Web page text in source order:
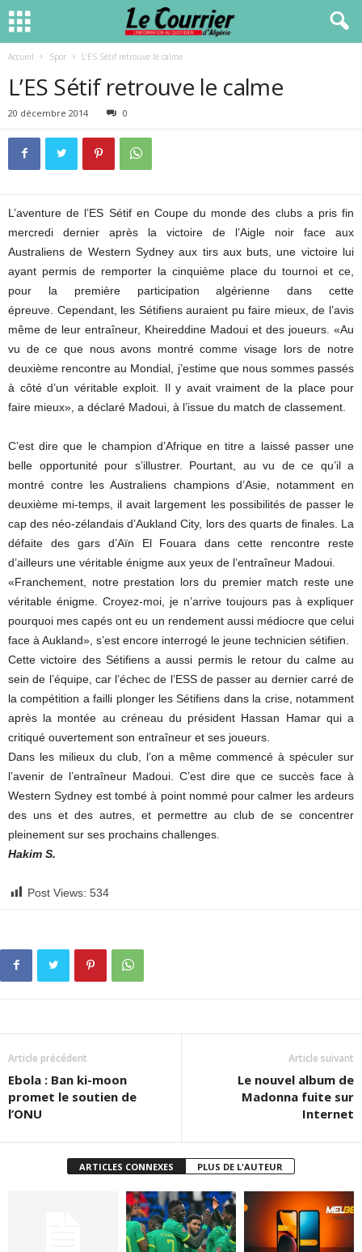
Accueil Spor L’ES Sétif retrouve le calme
L’ES Sétif retrouve le calme
20 décembre 2014 0
L’aventure de l’ES Sétif en Coupe du monde des clubs a pris fin
mercredi dernier après la victoire de l’Aigle noir face aux
Australiens de Western Sydney aux tirs aux buts, une victoire lui
ayant permis de remporter la cinquième place du tournoi et ce,
pour la première participation algérienne dans cette
épreuve. Cependant, les Sétifiens auraient pu faire mieux, de l’avis
même de leur entraîneur, Kheireddine Madoui et des joueurs. «Au
vu de ce que nous avons montré comme visage lors de notre
deuxième rencontre au Mondial, j’estime que nous sommes passés
à côté d’un véritable exploit. Il y avait vraiment de la place pour
faire mieux», a déclaré Madoui, à l’issue du match de classement.
C’est dire que le champion d’Afrique en titre a laissé passer une
belle opportunité pour s’illustrer. Pourtant, au vu de ce qu’il a
montré contre les Australiens champions d’Asie, notamment en
deuxième mi-temps, il avait largement les possibilités de passer le
cap des néo-zélandais d’Aukland City, lors des quarts de finales. La
défaite des gars d’Aïn El Fouara dans cette rencontre reste
d’ailleurs une véritable énigme aux yeux de l’entraîneur Madoui.
«Franchement, notre prestation lors du premier match reste une
véritable énigme. Croyez-moi, je n’arrive toujours pas à expliquer
pourquoi mes capés ont eu un rendement aussi médiocre que celui
face à Aukland», s’est encore interrogé le jeune technicien sétifien.
Cette victoire des Sétifiens a aussi permis le retour du calme au
sein de l’équipe, car l’échec de l’ESS de passer au dernier carré de
la compétition a failli plonger les Sétifiens dans la crise, notamment
après la montée au créneau du président Hassan Hamar qui a
critiqué ouvertement son entraîneur et ses joueurs.
Dans les milieux du club, l’on a même commencé à spéculer sur
l’avenir de l’entraîneur Madoui. C’est dire que ce succès face à
Western Sydney est tombé à point nommé pour calmer les ardeurs
des uns et des autres, et permettre au club de se concentrer
pleinement sur ses prochains challenges.
Hakim S.
Post Views: 534
Article précédent
Ebola : Ban ki-moon
promet le soutien de
l’ONU
Article suivant
Le nouvel album de
Madonna fuite sur
Internet
ARTICLES CONNEXES PLUS DE L'AUTEUR